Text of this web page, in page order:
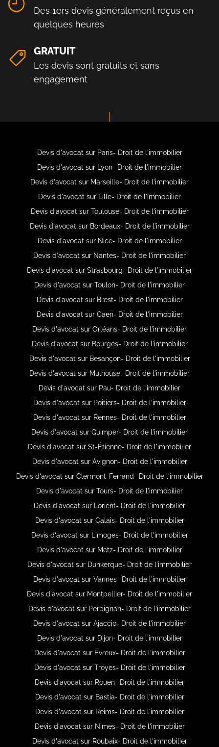
Des 1ers devis généralement reçus en
quelques heures
GRATUIT
Les devis sont gratuits et sans
engagement
Devis d'avocat sur Paris- Droit de l'immobilier
Devis d'avocat sur Lyon- Droit de l'immobilier
Devis d'avocat sur Marseille- Droit de l'immobilier
Devis d'avocat sur Lille- Droit de l'immobilier
Devis d'avocat sur Toulouse- Droit de l'immobilier
Devis d'avocat sur Bordeaux- Droit de l'immobilier
Devis d'avocat sur Nice- Droit de l'immobilier
Devis d'avocat sur Nantes- Droit de l'immobilier
Devis d'avocat sur Strasbourg- Droit de l'immobilier
Devis d'avocat sur Toulon- Droit de l'immobilier
Devis d'avocat sur Brest- Droit de l'immobilier
Devis d'avocat sur Caen- Droit de l'immobilier
Devis d'avocat sur Orléans- Droit de l'immobilier
Devis d'avocat sur Bourges- Droit de l'immobilier
Devis d'avocat sur Besançon- Droit de l'immobilier
Devis d'avocat sur Mulhouse- Droit de l'immobilier
Devis d'avocat sur Pau- Droit de l'immobilier
Devis d'avocat sur Poitiers- Droit de l'immobilier
Devis d'avocat sur Rennes- Droit de l'immobilier
Devis d'avocat sur Quimper- Droit de l'immobilier
Devis d'avocat sur St-Étienne- Droit de l'immobilier
Devis d'avocat sur Avignon- Droit de l'immobilier
Devis d'avocat sur Clermont-Ferrand- Droit de l'immobilier
Devis d'avocat sur Tours- Droit de l'immobilier
Devis d'avocat sur Lorient- Droit de l'immobilier
Devis d'avocat sur Calais- Droit de l'immobilier
Devis d'avocat sur Limoges- Droit de l'immobilier
Devis d'avocat sur Metz- Droit de l'immobilier
Devis d'avocat sur Dunkerque- Droit de l'immobilier
Devis d'avocat sur Vannes- Droit de l'immobilier
Devis d'avocat sur Montpellier- Droit de l'immobilier
Devis d'avocat sur Perpignan- Droit de l'immobilier
Devis d'avocat sur Ajaccio- Droit de l'immobilier
Devis d'avocat sur Dijon- Droit de l'immobilier
Devis d'avocat sur Évreux- Droit de l'immobilier
Devis d'avocat sur Troyes- Droit de l'immobilier
Devis d'avocat sur Rouen- Droit de l'immobilier
Devis d'avocat sur Bastia- Droit de l'immobilier
Devis d'avocat sur Reims- Droit de l'immobilier
Devis d'avocat sur Nimes- Droit de l'immobilier
Devis d'avocat sur Roubaix- Droit de l'immobilier